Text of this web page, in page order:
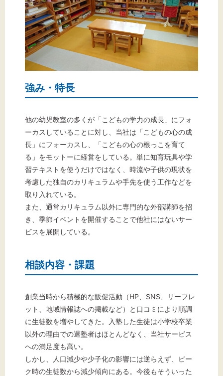
強み・特長
他の幼児教室の多くが「こどもの学力の成長」にフォ
ーカスしていることに対し、当社は「こどもの心の成
長」にフォーカスし、「こどもの心の根っこを育て
る」をモットーに経営をしている。単に知育玩具や学
習テキストを使うだけではなく、時流や子供の現状を
考慮した独自のカリキュラムや手先を使う工作などを
取り入れている。
また、通常カリキュラム以外に専門的な外部講師を招
き、季節イベントを開催することで他社にはないサー
ビスを展開している。
相談内容・課題
創業当時から積極的な販促活動（HP、SNS、リーフレ
ット、地域情報誌への掲載など）と口コミにより順調
に生徒数を増やしてきた。入塾した生徒は小学校卒業
以外の理由での退塾者はほとんどなく、当社サービス
への満足度も高い。
しかし、人口減少や少子化の影響には逆らえず、ピー
ク時の生徒数から減少傾向にある。今後もそういった